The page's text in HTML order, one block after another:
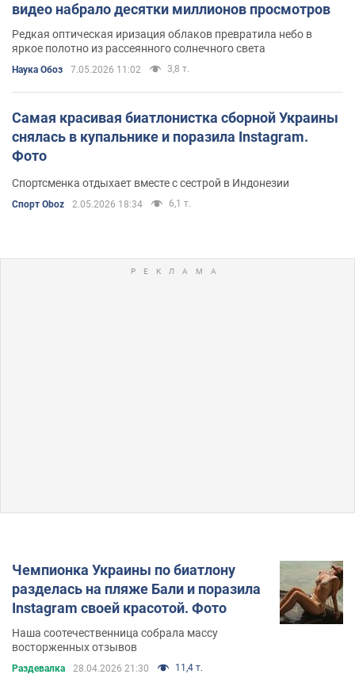
видео набрало десятки миллионов просмотров
Редкая оптическая иризация облаков превратила небо в
яркое полотно из рассеянного солнечного света
Наука Обоз 7.05.2026 11:02 3,8 т.
Самая красивая биатлонистка сборной Украины
снялась в купальнике и поразила Instagram.
Фото
Спортсменка отдыхает вместе с сестрой в Индонезии
Спорт Oboz 2.05.2026 18:34 6,1 т.
Чемпионка Украины по биатлону
разделась на пляже Бали и поразила
Instagram своей красотой. Фото
Наша соотечественница собрала массу
восторженных отзывов
Раздевалка 28.04.2026 21:30 11,4 т.